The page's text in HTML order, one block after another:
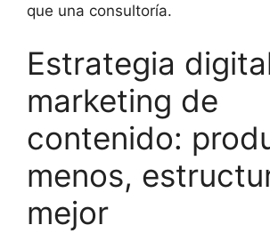
que una consultoría.
Estrategia
marketing de
contenido:
menos,
mejor